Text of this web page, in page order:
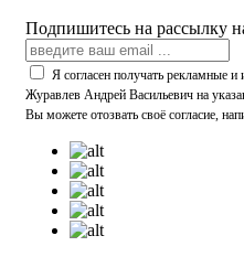
Подпишитесь на рассылку
Я согласен получать рекламные
Журавлев Андрей Васильевич на
Вы можете отозвать своё согласие,